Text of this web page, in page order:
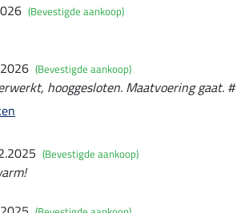
(Bevestigde aankoop)
(Bevestigde aankoop)
hooggesloten. Maatvoering gaat. #
(Bevestigde aankoop)